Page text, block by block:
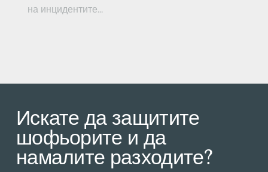
на инцидентите...
Искате да защитите
шофьорите и да
намалите разходите?